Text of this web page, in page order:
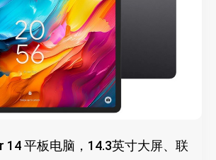
14 平板电脑，14.3英寸大屏、联